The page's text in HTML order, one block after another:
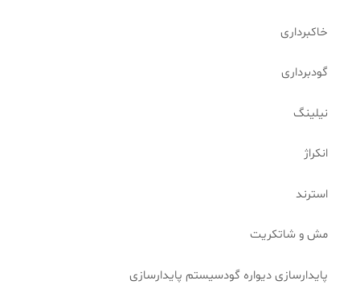
خاکبرداری
گودبرداری
نیلینگ
انکراژ
استرند
مش و شاتکریت
پایدارسازی دیواره گودسیستم پایدارسازی